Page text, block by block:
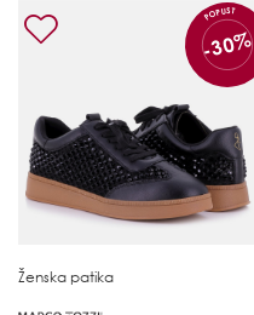
POPUST
-30%
Ženska patika